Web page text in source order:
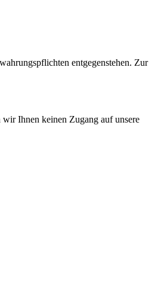
entgegenstehen. Zur
Ihnen keinen Zugang auf unsere